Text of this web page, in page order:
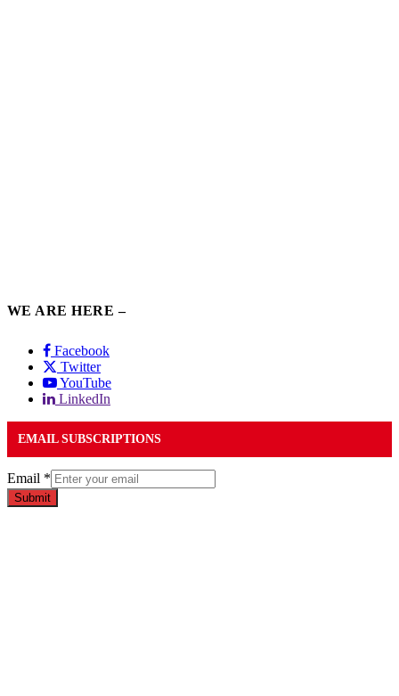
WE ARE HERE –
Facebook
Twitter
YouTube
LinkedIn
EMAIL SUBSCRIPTIONS
Email *
Submit